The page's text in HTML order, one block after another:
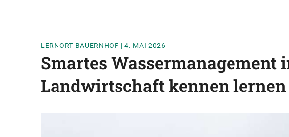
LERNORT BAUERNHOF |4. MAI 2026
Smartes Wassermanagement
Landwirtschaft kennen lernen